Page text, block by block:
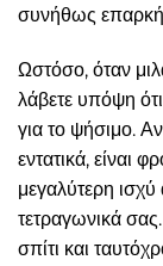
συνήθως
Ωστόσο, όταν
λάβετε υπόψη
για το ψήσιμο.
εντατικά, είναι
μεγαλύτερη
τετραγωνικά
σπίτι και